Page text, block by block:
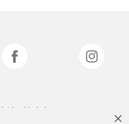
상표입니다.